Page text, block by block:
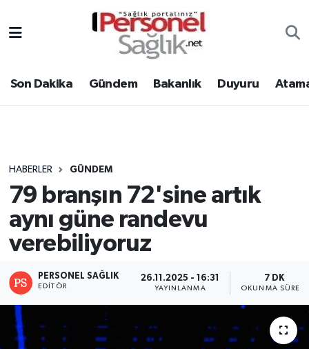
Son Dakika Gündem Bakanlık Duyuru
HABERLER GÜNDEM
79 branşın 72'sine artık
aynı güne randevu
verebiliyoruz
PERSONEL SAĞLIK
EDITÖR
26.11.2025 - 16:31
YAYINLANMA
7 DK
OKUNMA SÜRESI
Gündem
Atamalar
Mevzuat
Nöbetçi Eczaneler
Hava Durumu
Tüm Manşetler
Son Dakika Haberleri